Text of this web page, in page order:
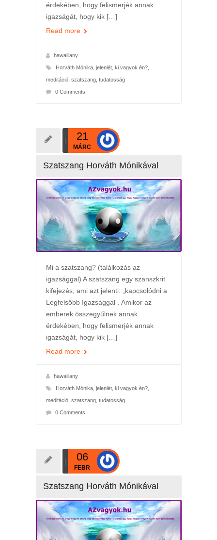
érdekében, hogy felismerjék annak
igazságát, hogy kik […]
Read more
hawaiilany
Horváth Mónika, jelenlét, ki vagyok én?,
meditáció, szatszang, tudatosság
0 Comments
21
MÁRC
Szatszang Horváth Mónikával
Mi a szatszang? (találkozás az
igazsággal) A szatszang egy szanszkrit
kifejezés, ami azt jelenti: „kapcsolódni a
Legfelsőbb Igazsággal”. Amikor az
emberek összegyűlnek annak
érdekében, hogy felismerjék annak
igazságát, hogy kik […]
Read more
hawaiilany
Horváth Mónika, jelenlét, ki vagyok én?,
meditáció, szatszang, tudatosság
0 Comments
06
FEBR
Szatszang Horváth Mónikával